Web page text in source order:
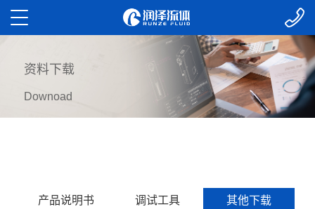
资料下载
Downoad
产品说明书 调试工具 其他下载